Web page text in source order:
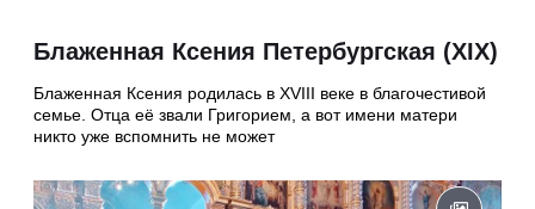
Блаженная Ксения Петербургская (XIX)
Блаженная Ксения родилась в XVIII веке в благочестивой
семье. Отца её звали Григорием, а вот имени матери
никто уже вспомнить не может